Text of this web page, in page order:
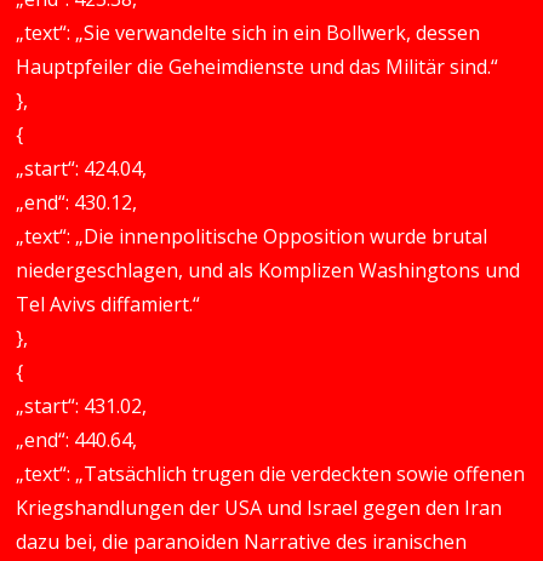
„text“: „Sie verwandelte sich in ein Bollwerk, dessen
Hauptpfeiler die Geheimdienste und das Militär sind.“
},
{
„start“: 424.04,
„end“: 430.12,
„text“: „Die innenpolitische Opposition wurde brutal
niedergeschlagen, und als Komplizen Washingtons und
Tel Avivs diffamiert.“
},
{
„start“: 431.02,
„end“: 440.64,
„text“: „Tatsächlich trugen die verdeckten sowie offenen
Kriegshandlungen der USA und Israel gegen den Iran
dazu bei, die paranoiden Narrative des iranischen